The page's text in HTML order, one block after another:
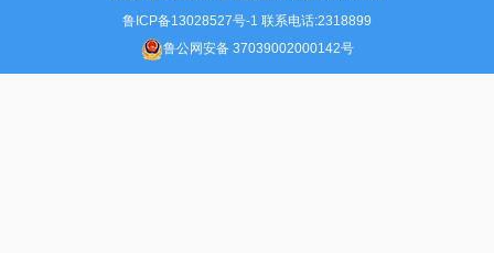
鲁ICP备13028527号-1 联系电话:2318899
鲁公网安备 37039002000142号